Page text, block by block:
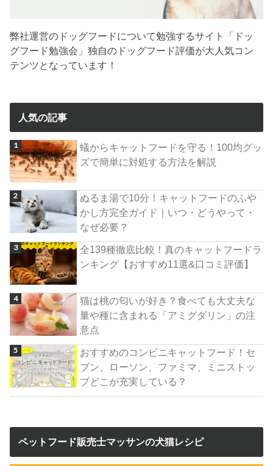
弊社運営のドッグフードについて勉強するサイト「ドッ
グフード勉強会」独自のドッグフード評価が大人気コン
テンツとなっています！
人気の記事
蟻からキャットフードを守る！100均グッ
ズで簡単に対処する方法を解説
ぬるま湯で10分！キャットフードのふや
かし方完全ガイド｜いつ・どうやって・
なぜ必要？
全139種徹底比較！真のキャットフードラ
ンキング【おすすめ11選&口コミ評価】
猫は桃の匂いが好き？食べても大丈夫な
量や種に含まれる「アミグダリン」の注
意点
おすすめのコンビニキャットフード！セ
ブン、ローソン、ファミマ、ミニストッ
プどこが充実している？
ペットフード販売士マッサンの犬猫レシピ